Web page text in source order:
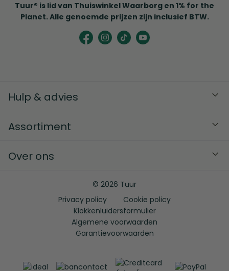
Tuur® is lid van Thuiswinkel Waarborg en 1% for the
Planet. Alle genoemde prijzen zijn inclusief BTW.
Hulp & advies
Assortiment
Over ons
© 2026 Tuur
Privacy policy
Cookie policy
Klokkenluidersformulier
Algemene voorwaarden
Garantievoorwaarden